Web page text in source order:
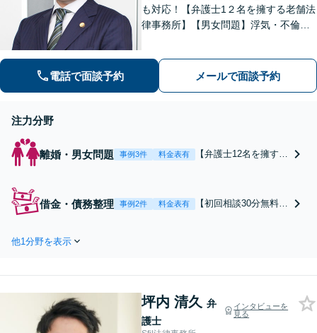
も対応！【弁護士1２名を擁する老舗法
律事務所】【男女問題】浮気・不倫の
【債権回収】売掛金の回収はお任せ
【葭川公園駅5分／千葉中央駅10分】
電話で面談予約 メールで面談予約
注力分野
離婚・男女問題 事例3件 料金表有
【弁護士12名を擁する
間対応可】依頼者の方
のお気持ちに寄り添っ
されている歴史のある
法律事務所です。
借金・債務整理 事例2件 料金表有
【初回相談30分無料】
適な解決策をご提案。
人破産のご相談も受け
付けております【夜間
面談可】【完全個室】
他1分野を表示
坪内 清久 弁
護士
インタビューを
見る